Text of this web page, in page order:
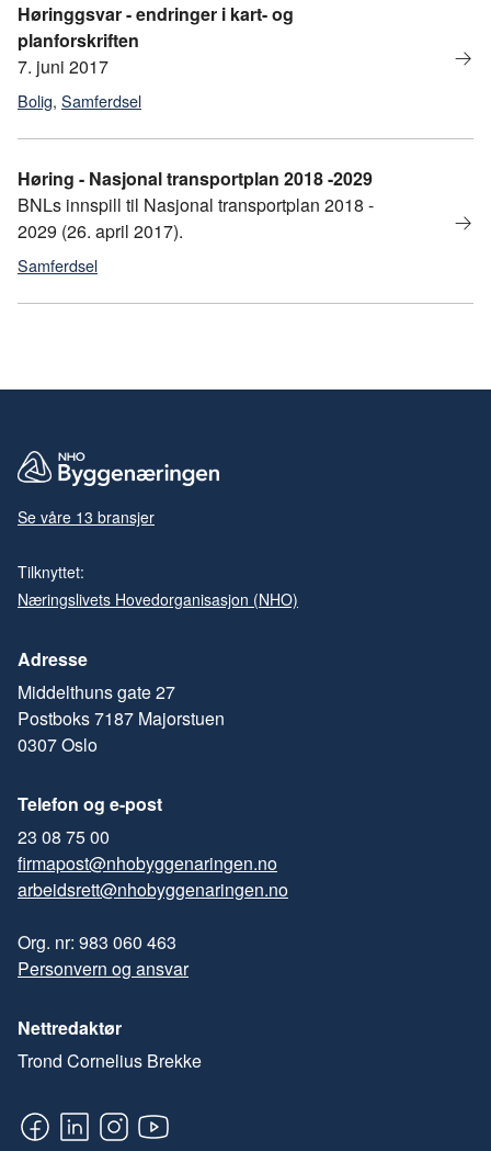
Høringgsvar - endringer i kart- og
planforskriften
7. juni 2017
Bolig, Samferdsel
Høring - Nasjonal transportplan 2018 -2029
BNLs innspill til Nasjonal transportplan 2018 -
2029 (26. april 2017).
Samferdsel
Se våre 13 bransjer
Tilknyttet:
Næringslivets Hovedorganisasjon (NHO)
Adresse
Middelthuns gate 27
Postboks 7187 Majorstuen
0307 Oslo
Telefon og e-post
23 08 75 00
firmapost@nhobyggenaringen.no
arbeidsrett@nhobyggenaringen.no
Org. nr: 983 060 463
Personvern og ansvar
Nettredaktør
Trond Cornelius Brekke